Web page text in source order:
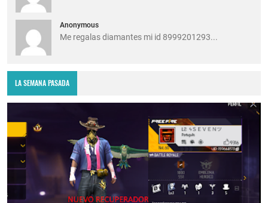
Anonymous
Me regalas diamantes mi id 8999201293...
LA SEMANA PASADA